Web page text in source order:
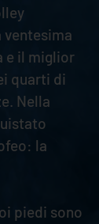
ventesima
e il miglior
quarti di
Nella
la
piedi sono